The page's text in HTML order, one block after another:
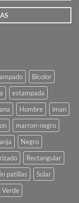
Bicolor
estampada
Hombre
iman
marron-negro
Negro
Rectangular
patillas
Solar
Verde